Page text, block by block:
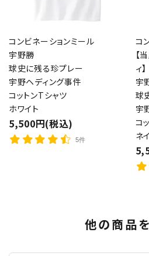
コンビネーションミール
宇野勝
球史に残る珍プレー
宇野ヘディング事件
コットンTシャツ
ホワイト
5,500円(税込)
5件
コ
【
ィ】
宇
球
宇
コ
ネ
他の商品